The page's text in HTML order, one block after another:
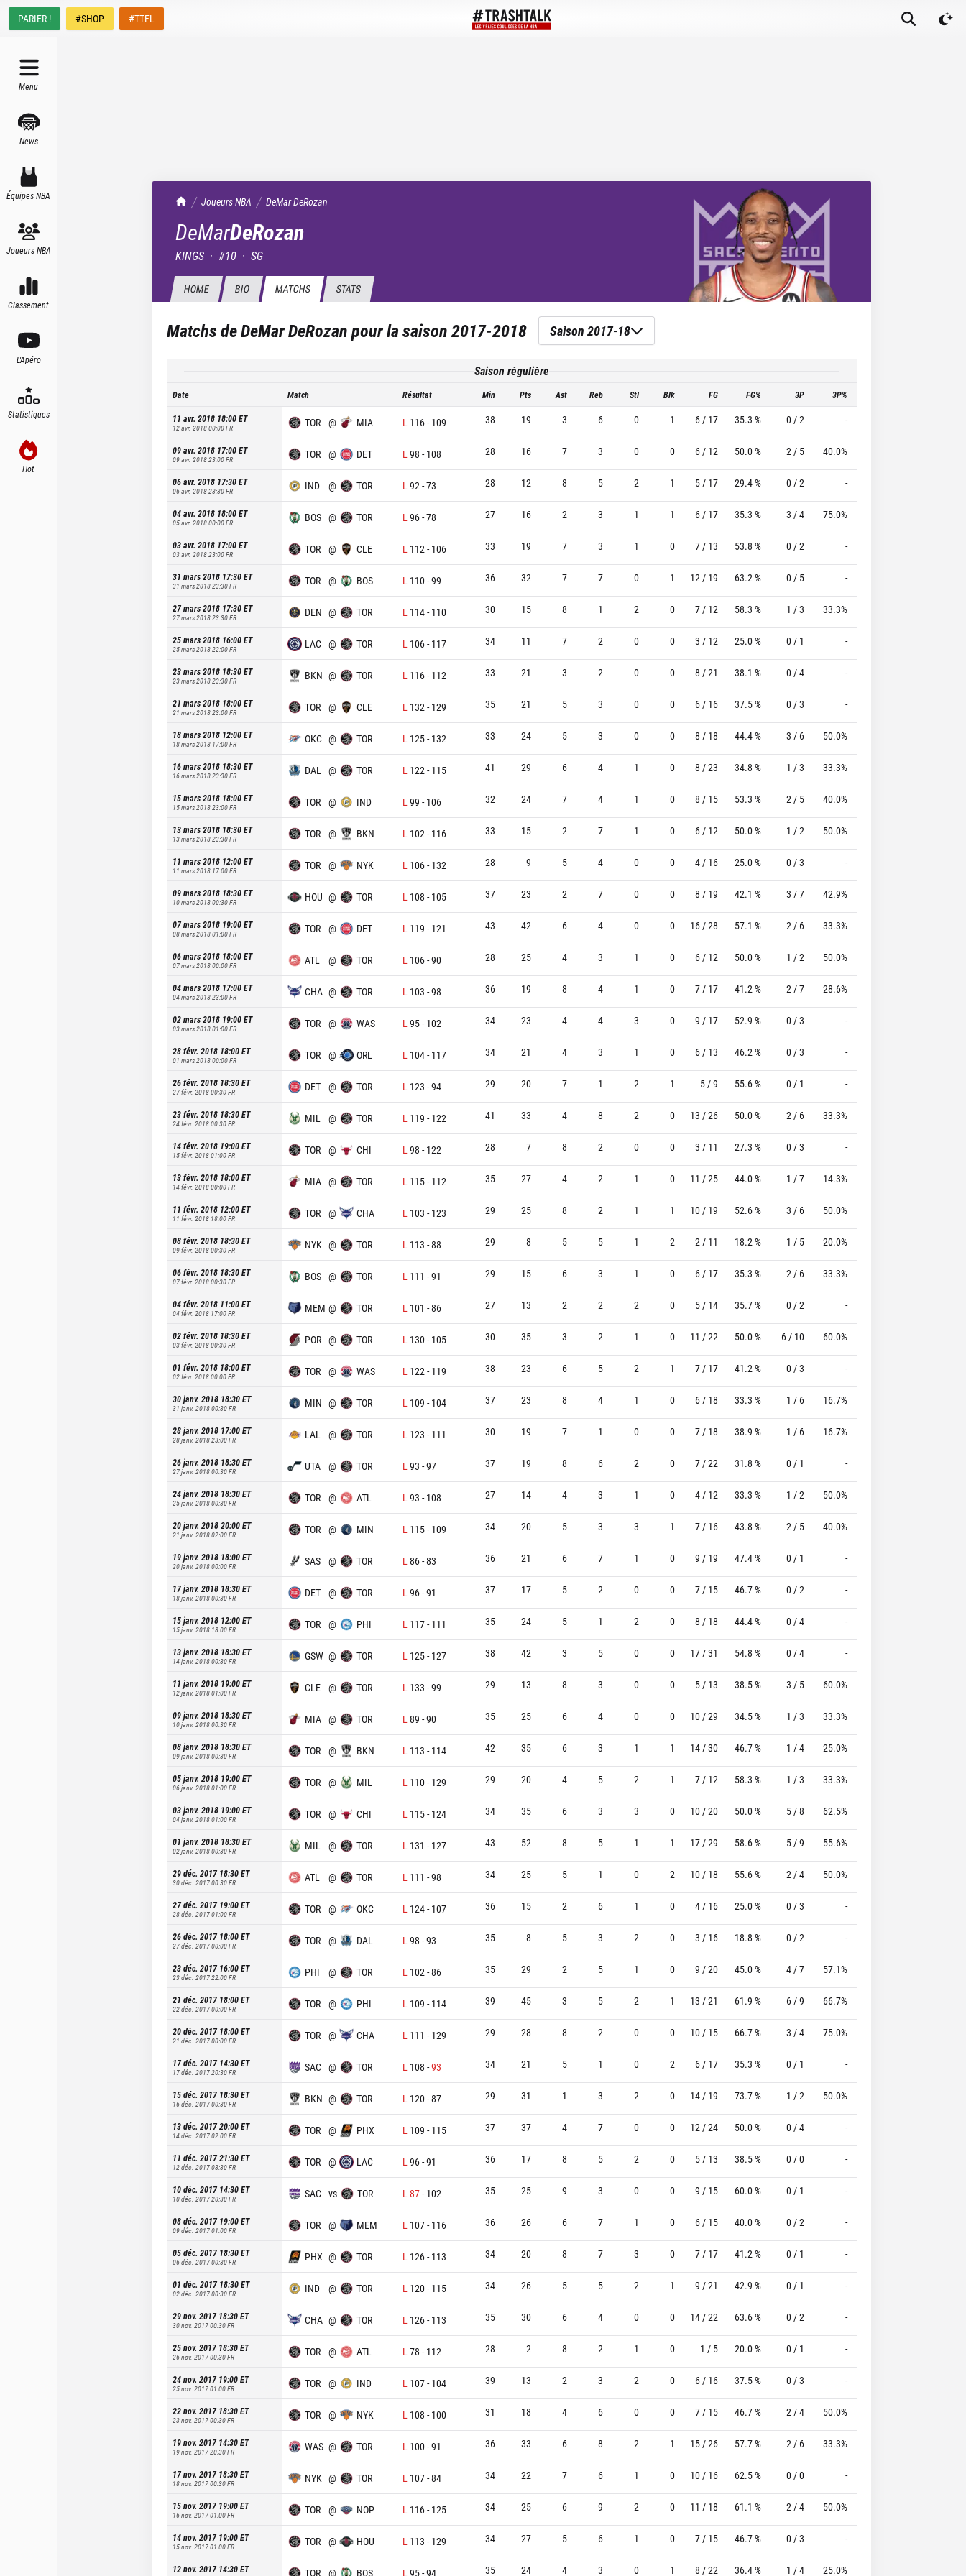
PARIER ! #SHOP #TTFL
Menu
News
Équipes NBA
Joueurs NBA
Classement
L'Apéro
Statistiques
Hot
TrashTalk Actu NBA
Joueurs NBA DeMarDeRozan
DeMarDeRozan
KINGS · #10 · SG
HOME BIO MATCHS STATS
Matchs deDeMar DeRozanpour la saison2017-2018 Saison 2017-18
Saison régulière
Date Match Résultat Min Pts Ast Reb Stl Blk FG FG% 3P 3P%
11 avr. 2018 18:00ET
12 avr. 2018 00:00FR TOR @ MIA L 116- 109 38 19 3 6 0 1 6 / 17 35.3 % 0 / 2 -
09 avr. 2018 17:00ET
09 avr. 2018 23:00FR TOR @ DET L 98 - 108 28 16 7 3 0 0 6 / 12 50.0 % 2 / 5 40.0%
06 avr. 2018 17:30ET
06 avr. 2018 23:30FR IND @ TOR L 92 -73 28 12 8 5 2 1 5 / 17 29.4 % 0 / 2 -
04 avr. 2018 18:00ET
05 avr. 2018 00:00FR BOS @ TOR L 96-78 27 16 2 3 1 1 6 / 17 35.3 % 3 / 4 75.0%
03 avr. 2018 17:00ET
03 avr. 2018 23:00FR TOR @ CLE L 112 - 106 33 19 7 3 1 0 7 / 13 53.8 % 0 / 2 -
31 mars 2018 17:30ET
31 mars 2018 23:30FR TOR @ BOS L 110-99 36 32 7 7 0 1 12 / 19 63.2 % 0 / 5 -
27 mars 2018 17:30ET
27 mars 2018 23:30FR DEN @ TOR L 114- 110 30 15 8 1 2 0 7 / 12 58.3 % 1 / 3 33.3%
25 mars 2018 16:00ET
25 mars 2018 22:00FR LAC @ TOR L 106- 117 34 11 7 2 0 0 3 / 12 25.0 % 0 / 1 -
23 mars 2018 18:30ET
23 mars 2018 23:30FR BKN @ TOR L 116- 112 33 21 3 2 0 0 8 / 21 38.1 % 0 / 4 -
21 mars 2018 18:00ET
21 mars 2018 23:00FR TOR @ CLE L 132 - 129 35 21 5 3 0 0 6 / 16 37.5 % 0 / 3 -
18 mars 2018 12:00ET
18 mars 2018 17:00FR OKC @ TOR L 125- 132 33 24 5 3 0 0 8 / 18 44.4 % 3 / 6 50.0%
16 mars 2018 18:30ET
16 mars 2018 23:30FR DAL @ TOR L 122 - 115 41 29 6 4 1 0 8 / 23 34.8 % 1 / 3 33.3%
15 mars 2018 18:00ET
15 mars 2018 23:00FR TOR @ IND L 99 - 106 32 24 7 4 1 0 8 / 15 53.3 % 2 / 5 40.0%
13 mars 2018 18:30ET
13 mars 2018 23:30FR TOR @ BKN L 102 - 116 33 15 2 7 1 0 6 / 12 50.0 % 1 / 2 50.0%
11 mars 2018 12:00ET
11 mars 2018 17:00FR TOR @ NYK L 106- 132 28 9 5 4 0 0 4 / 16 25.0 % 0 / 3 -
09 mars 2018 18:30ET
10 mars 2018 00:30FR HOU @ TOR L 108 - 105 37 23 2 7 0 0 8 / 19 42.1 % 3 / 7 42.9%
07 mars 2018 19:00ET
08 mars 2018 01:00FR TOR @ DET L 119 - 121 43 42 6 4 0 0 16 / 28 57.1 % 2 / 6 33.3%
06 mars 2018 18:00ET
07 mars 2018 00:00FR ATL @ TOR L 106-90 28 25 4 3 1 0 6 / 12 50.0 % 1 / 2 50.0%
04 mars 2018 17:00ET
04 mars 2018 23:00FR CHA @ TOR L 103 -98 36 19 8 4 1 0 7 / 17 41.2 % 2 / 7 28.6%
02 mars 2018 19:00ET
03 mars 2018 01:00FR TOR @ WAS L 95- 102 34 23 4 4 3 0 9 / 17 52.9 % 0 / 3 -
28 févr. 2018 18:00ET
01 mars 2018 00:00FR TOR @ ORL L 104- 117 34 21 4 3 1 0 6 / 13 46.2 % 0 / 3 -
26 févr. 2018 18:30ET
27 févr. 2018 00:30FR DET @ TOR L 123 -94 29 20 7 1 2 1 5 / 9 55.6 % 0 / 1 -
23 févr. 2018 18:30ET
24 févr. 2018 00:30FR MIL @ TOR L 119 - 122 41 33 4 8 2 0 13 / 26 50.0 % 2 / 6 33.3%
14 févr. 2018 19:00ET
15 févr. 2018 01:00FR TOR @ CHI L 98 - 122 28 7 8 2 0 0 3 / 11 27.3 % 0 / 3 -
13 févr. 2018 18:00ET
14 févr. 2018 00:00FR MIA @ TOR L 115- 112 35 27 4 2 1 0 11 / 25 44.0 % 1 / 7 14.3%
11 févr. 2018 12:00ET
11 févr. 2018 18:00FR TOR @ CHA L 103 - 123 29 25 8 2 1 1 10 / 19 52.6 % 3 / 6 50.0%
08 févr. 2018 18:30ET
09 févr. 2018 00:30FR NYK @ TOR L 113 -88 29 8 5 5 1 2 2 / 11 18.2 % 1 / 5 20.0%
06 févr. 2018 18:30ET
07 févr. 2018 00:30FR BOS @ TOR L 111 -91 29 15 6 3 1 0 6 / 17 35.3 % 2 / 6 33.3%
04 févr. 2018 11:00ET
04 févr. 2018 17:00FR MEM @ TOR L 101 -86 27 13 2 2 2 0 5 / 14 35.7 % 0 / 2 -
02 févr. 2018 18:30ET
03 févr. 2018 00:30FR POR @ TOR L 130- 105 30 35 3 2 1 0 11 / 22 50.0 % 6 / 10 60.0%
01 févr. 2018 18:00ET
02 févr. 2018 00:00FR TOR @ WAS L 122 - 119 38 23 6 5 2 1 7 / 17 41.2 % 0 / 3 -
30 janv. 2018 18:30ET
31 janv. 2018 00:30FR MIN @ TOR L 109 - 104 37 23 8 4 1 0 6 / 18 33.3 % 1 / 6 16.7%
28 janv. 2018 17:00ET
28 janv. 2018 23:00FR LAL @ TOR L 123 - 111 30 19 7 1 0 0 7 / 18 38.9 % 1 / 6 16.7%
26 janv. 2018 18:30ET
27 janv. 2018 00:30FR UTA @ TOR L 93 -97 37 19 8 6 2 0 7 / 22 31.8 % 0 / 1 -
24 janv. 2018 18:30ET
25 janv. 2018 00:30FR TOR @ ATL L 93 - 108 27 14 4 3 1 0 4 / 12 33.3 % 1 / 2 50.0%
20 janv. 2018 20:00ET
21 janv. 2018 02:00FR TOR @ MIN L 115- 109 34 20 5 3 3 1 7 / 16 43.8 % 2 / 5 40.0%
19 janv. 2018 18:00ET
20 janv. 2018 00:00FR SAS @ TOR L 86-83 36 21 6 7 1 0 9 / 19 47.4 % 0 / 1 -
17 janv. 2018 18:30ET
18 janv. 2018 00:30FR DET @ TOR L 96-91 37 17 5 2 0 0 7 / 15 46.7 % 0 / 2 -
15 janv. 2018 12:00ET
15 janv. 2018 18:00FR TOR @ PHI L 117- 111 35 24 5 1 2 0 8 / 18 44.4 % 0 / 4 -
13 janv. 2018 18:30ET
14 janv. 2018 00:30FR GSW @ TOR L 125- 127 38 42 3 5 0 0 17 / 31 54.8 % 0 / 4 -
11 janv. 2018 19:00ET
12 janv. 2018 01:00FR CLE @ TOR L 133 -99 29 13 8 3 0 0 5 / 13 38.5 % 3 / 5 60.0%
09 janv. 2018 18:30ET
10 janv. 2018 00:30FR MIA @ TOR L 89 -90 35 25 6 4 0 0 10 / 29 34.5 % 1 / 3 33.3%
08 janv. 2018 18:30ET
09 janv. 2018 00:30FR TOR @ BKN L 113 - 114 42 35 6 3 1 1 14 / 30 46.7 % 1 / 4 25.0%
05 janv. 2018 19:00ET
06 janv. 2018 01:00FR TOR @ MIL L 110- 129 29 20 4 5 2 1 7 / 12 58.3 % 1 / 3 33.3%
03 janv. 2018 19:00ET
04 janv. 2018 01:00FR TOR @ CHI L 115- 124 34 35 6 3 3 0 10 / 20 50.0 % 5 / 8 62.5%
01 janv. 2018 18:30ET
02 janv. 2018 00:30FR MIL @ TOR L 131 - 127 43 52 8 5 1 1 17 / 29 58.6 % 5 / 9 55.6%
29 déc. 2017 18:30ET
30 déc. 2017 00:30FR ATL @ TOR L 111 -98 34 25 5 1 0 2 10 / 18 55.6 % 2 / 4 50.0%
27 déc. 2017 19:00ET
28 déc. 2017 01:00FR TOR @ OKC L 124- 107 36 15 2 6 1 0 4 / 16 25.0 % 0 / 3 -
26 déc. 2017 18:00ET
27 déc. 2017 00:00FR TOR @ DAL L 98 -93 35 8 5 3 2 0 3 / 16 18.8 % 0 / 2 -
23 déc. 2017 16:00ET
23 déc. 2017 22:00FR PHI @ TOR L 102 -86 35 29 2 5 1 0 9 / 20 45.0 % 4 / 7 57.1%
21 déc. 2017 18:00ET
22 déc. 2017 00:00FR TOR @ PHI L 109 - 114 39 45 3 5 2 1 13 / 21 61.9 % 6 / 9 66.7%
20 déc. 2017 18:00ET
21 déc. 2017 00:00FR TOR @ CHA L 111 - 129 29 28 8 2 0 0 10 / 15 66.7 % 3 / 4 75.0%
17 déc. 2017 14:30ET
17 déc. 2017 20:30FR SAC @ TOR L 108 -93 34 21 5 1 0 2 6 / 17 35.3 % 0 / 1 -
15 déc. 2017 18:30ET
16 déc. 2017 00:30FR BKN @ TOR L 120-87 29 31 1 3 2 0 14 / 19 73.7 % 1 / 2 50.0%
13 déc. 2017 20:00ET
14 déc. 2017 02:00FR TOR @ PHX L 109 - 115 37 37 4 7 0 0 12 / 24 50.0 % 0 / 4 -
11 déc. 2017 21:30ET
12 déc. 2017 03:30FR TOR @ LAC L 96-91 36 17 8 5 2 0 5 / 13 38.5 % 0 / 0 -
10 déc. 2017 14:30ET
10 déc. 2017 20:30FR SAC vs TOR L 87- 102 35 25 9 3 0 0 9 / 15 60.0 % 0 / 1 -
08 déc. 2017 19:00ET
09 déc. 2017 01:00FR TOR @ MEM L 107- 116 36 26 6 7 1 0 6 / 15 40.0 % 0 / 2 -
05 déc. 2017 18:30ET
06 déc. 2017 00:30FR PHX @ TOR L 126- 113 34 20 8 7 3 0 7 / 17 41.2 % 0 / 1 -
01 déc. 2017 18:30ET
02 déc. 2017 00:30FR IND @ TOR L 120- 115 34 26 5 5 2 1 9 / 21 42.9 % 0 / 1 -
29 nov. 2017 18:30ET
30 nov. 2017 00:30FR CHA @ TOR L 126- 113 35 30 6 4 0 0 14 / 22 63.6 % 0 / 2 -
25 nov. 2017 18:30ET
26 nov. 2017 00:30FR TOR @ ATL L 78 - 112 28 2 8 2 1 0 1 / 5 20.0 % 0 / 1 -
24 nov. 2017 19:00ET
25 nov. 2017 01:00FR TOR @ IND L 107- 104 39 13 2 3 2 0 6 / 16 37.5 % 0 / 3 -
22 nov. 2017 18:30ET
23 nov. 2017 00:30FR TOR @ NYK L 108 - 100 31 18 4 6 0 0 7 / 15 46.7 % 2 / 4 50.0%
19 nov. 2017 14:30ET
19 nov. 2017 20:30FR WAS @ TOR L 100-91 36 33 6 8 2 1 15 / 26 57.7 % 2 / 6 33.3%
17 nov. 2017 18:30ET
18 nov. 2017 00:30FR NYK @ TOR L 107-84 34 22 7 6 1 0 10 / 16 62.5 % 0 / 0 -
15 nov. 2017 19:00ET
16 nov. 2017 01:00FR TOR @ NOP L 116- 125 34 25 6 9 2 0 11 / 18 61.1 % 2 / 4 50.0%
14 nov. 2017 19:00ET
15 nov. 2017 01:00FR TOR @ HOU L 113 - 129 34 27 5 6 1 0 7 / 15 46.7 % 0 / 3 -
12 nov. 2017 14:30ET TOR @ BOS L 95-94 35 24 4 3 0 1 8 / 22 36.4 % 1 / 4 25.0%